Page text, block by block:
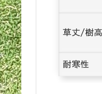
草丈/樹高
耐寒性